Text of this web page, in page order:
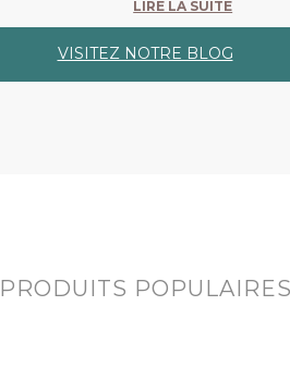
LIRE LA SUITE
VISITEZ NOTRE BLOG
PRODUITS POPULAIRES